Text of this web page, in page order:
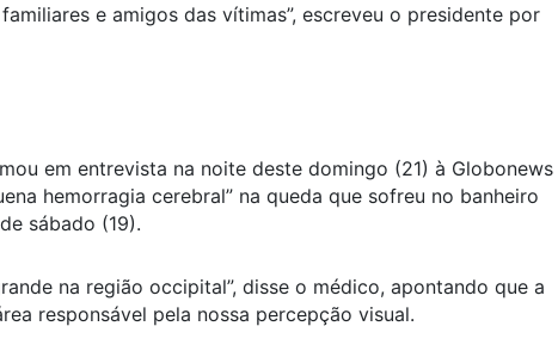
e amigos das vítimas”, escreveu o presidente por
em entrevista na noite deste domingo (21) à Globonews
hemorragia cerebral” na queda que sofreu no banheiro
sábado (19).
na região occipital”, disse o médico, apontando que a
responsável pela nossa percepção visual.